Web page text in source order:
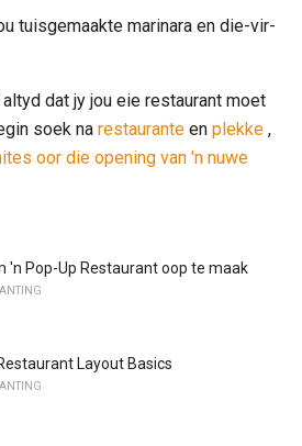
tuisgemaakte marinara en die-vir-
dat jy jou eie restaurant moet
soek na restaurante en plekke ,
oor die opening van 'n nuwe
'n Pop-Up Restaurant oop te maak
Layout Basics